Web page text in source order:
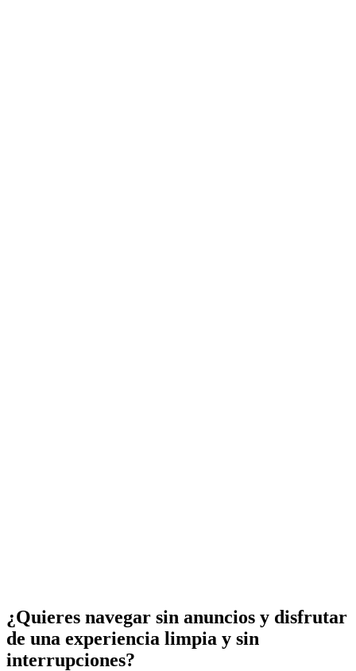
¿Quieres navegar sin anuncios y disfrutar
de una experiencia limpia y sin
interrupciones?